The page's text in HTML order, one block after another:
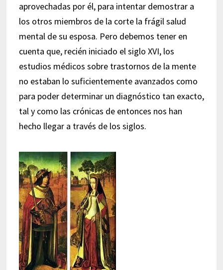
aprovechadas por él, para intentar demostrar a
los otros miembros de la corte la frágil salud
mental de su esposa. Pero debemos tener en
cuenta que, recién iniciado el siglo XVI, los
estudios médicos sobre trastornos de la mente
no estaban lo suficientemente avanzados como
para poder determinar un diagnóstico tan exacto,
tal y como las crónicas de entonces nos han
hecho llegar a través de los siglos.